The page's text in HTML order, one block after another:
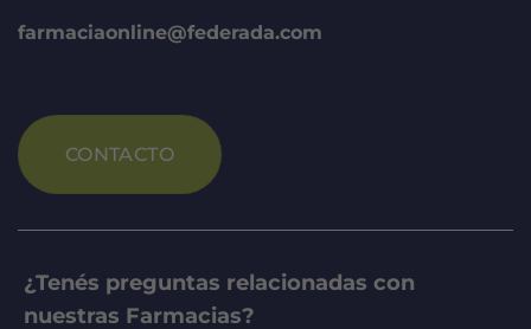
farmaciaonline@federada.com
CONTACTO
¿Tenés preguntas relacionadas con
nuestras Farmacias?